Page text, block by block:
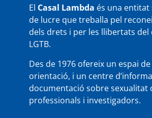
El Casal Lambda és una entitat
de lucre que treballa pel
dels drets i per les llibertats del
LGTB.
Des de 1976 ofereix un espai
orientació, i un centre
documentació sobre sexualitat
professionals i investigadors.